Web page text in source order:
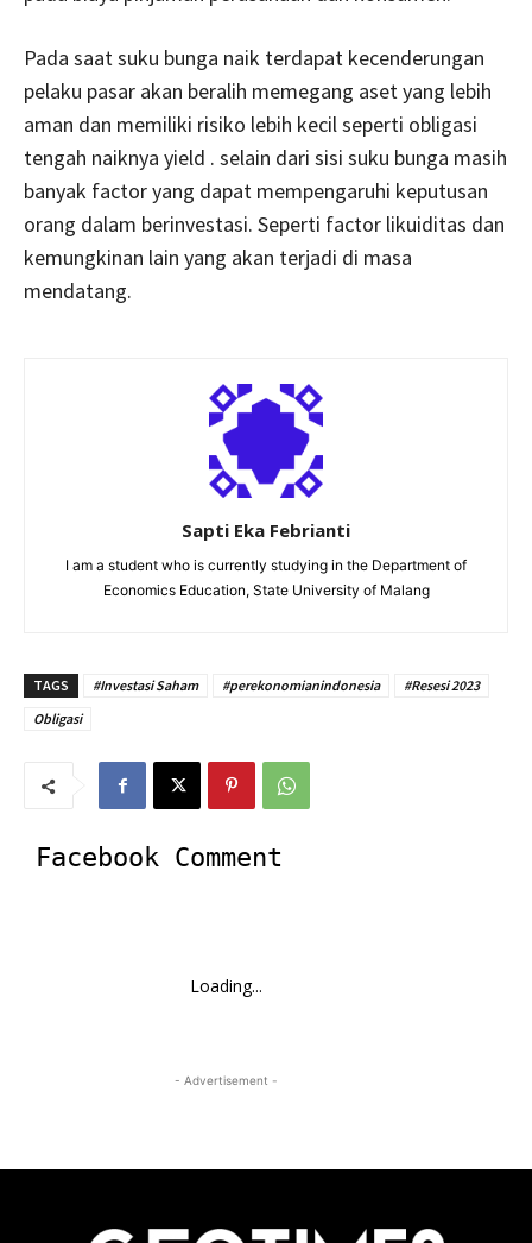
Pada saat suku bunga naik terdapat kecenderungan
pelaku pasar akan beralih memegang aset yang lebih
aman dan memiliki risiko lebih kecil seperti obligasi
tengah naiknya yield . selain dari sisi suku bunga masih
banyak factor yang dapat mempengaruhi keputusan
orang dalam berinvestasi. Seperti factor likuiditas dan
kemungkinan lain yang akan terjadi di masa
mendatang.
Sapti Eka Febrianti
I am a student who is currently studying in the Department of
Economics Education, State University of Malang
TAGS #Investasi Saham #perekonomianindonesia
#Resesi 2023
Obligasi
Facebook Comment
Loading...
- Advertisement -